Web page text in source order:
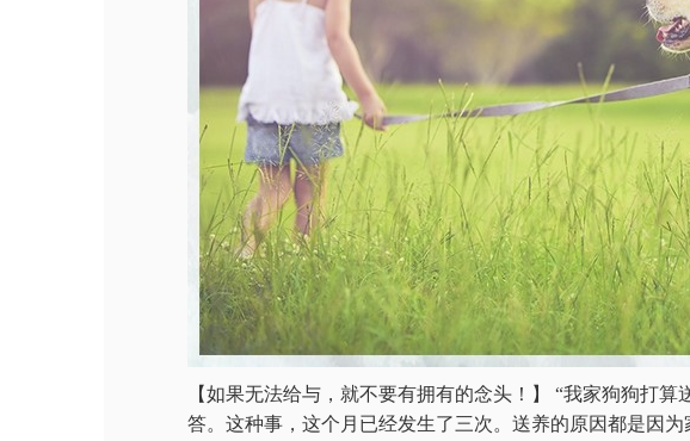
【如果无法给与，就不要有拥有的念头！】 “我家狗狗打
答。这种事，这个月已经发生了三次。送养的原因都是因